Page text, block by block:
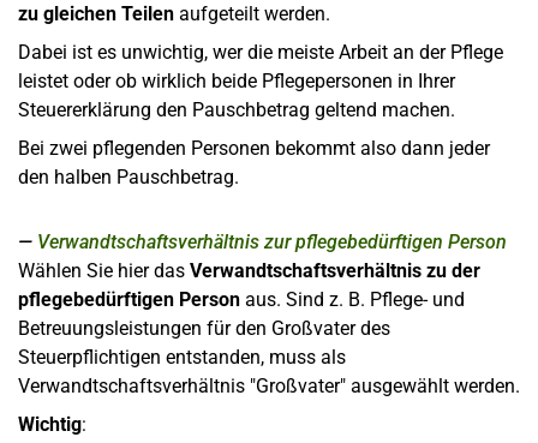
zu gleichen Teilen aufgeteilt werden.
Dabei ist es unwichtig, wer die meiste Arbeit an der Pflege
leistet oder ob wirklich beide Pflegepersonen in Ihrer
Steuererklärung den Pauschbetrag geltend machen.
Bei zwei pflegenden Personen bekommt also dann jeder
den halben Pauschbetrag.
Verwandtschaftsverhältnis zur pflegebedürftigen Person
Wählen Sie hier das Verwandtschaftsverhältnis zu der
pflegebedürftigen Person aus. Sind z. B. Pflege- und
Betreuungsleistungen für den Großvater des
Steuerpflichtigen entstanden, muss als
Verwandtschaftsverhältnis "Großvater" ausgewählt werden.
Wichtig: